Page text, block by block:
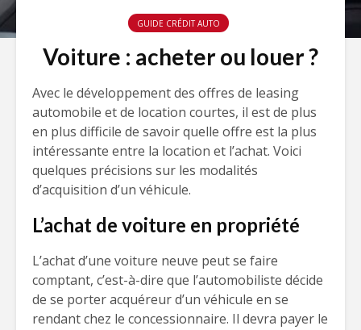
GUIDE CRÉDIT AUTO
Voiture : acheter ou louer ?
Avec le développement des offres de leasing
automobile et de location courtes, il est de plus
en plus difficile de savoir quelle offre est la plus
intéressante entre la location et l’achat. Voici
quelques précisions sur les modalités
d’acquisition d’un véhicule.
L’achat de voiture en propriété
L’achat d’une voiture neuve peut se faire
comptant, c’est-à-dire que l’automobiliste décide
de se porter acquéreur d’un véhicule en se
rendant chez le concessionnaire. Il devra payer le